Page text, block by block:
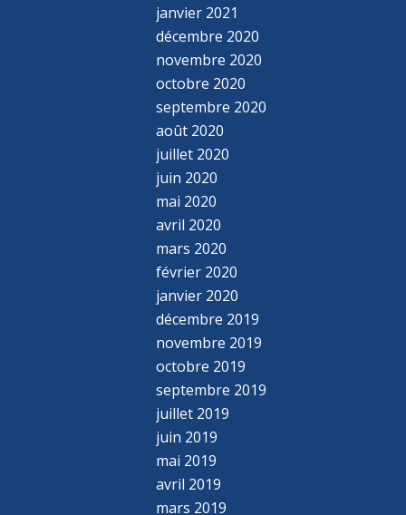
janvier 2021
décembre 2020
novembre 2020
octobre 2020
septembre 2020
août 2020
juillet 2020
juin 2020
mai 2020
avril 2020
mars 2020
février 2020
janvier 2020
décembre 2019
novembre 2019
octobre 2019
septembre 2019
juillet 2019
juin 2019
mai 2019
avril 2019
mars 2019